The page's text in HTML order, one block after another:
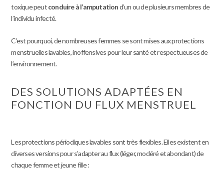
toxique peutconduire à l’amputationd’un ou de plusieurs membres de
l’individu infecté.
C’est pourquoi, de nombreuses femmes se sont mises aux protections
menstruelles lavables, inoffensives pour leur santé et respectueuses de
l’environnement.
DES SOLUTIONS ADAPTÉES EN
FONCTION DU FLUX MENSTRUEL
Les protections périodiques lavables sont très flexibles. Elles existent en
diverses versions pour s’adapter au flux (léger, modéré et abondant) de
chaque femme et jeune fille :